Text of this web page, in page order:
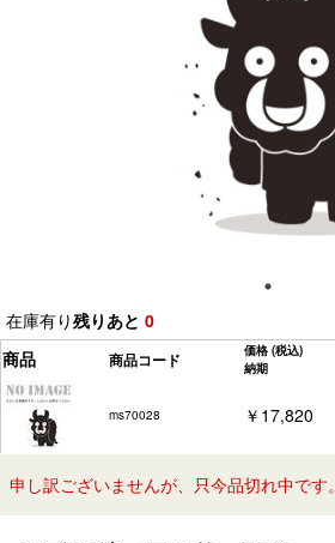
在庫有り残りあと 0
商品
商品コード 価格 (税込)
納期
ms70028 ￥17,820
申し訳ございませんが、只今品切れ中です。